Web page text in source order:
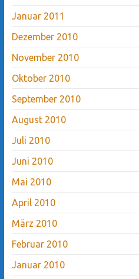
Januar 2011
Dezember 2010
November 2010
Oktober 2010
September 2010
August 2010
Juli 2010
Juni 2010
Mai 2010
April 2010
März 2010
Februar 2010
Januar 2010